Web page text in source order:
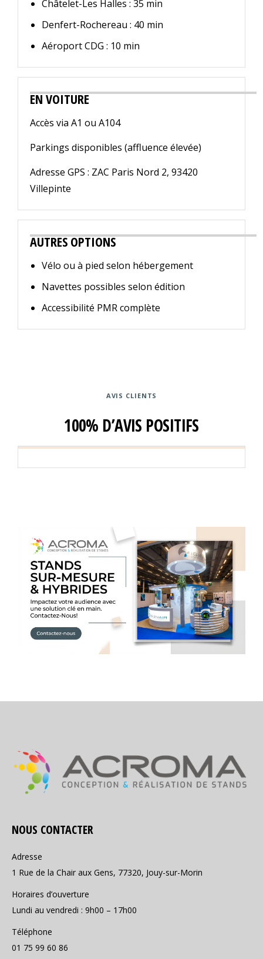
Châtelet-Les Halles : 35 min
Denfert-Rochereau : 40 min
Aéroport CDG : 10 min
EN VOITURE
Accès via A1 ou A104
Parkings disponibles (affluence élevée)
Adresse GPS : ZAC Paris Nord 2, 93420
Villepinte
AUTRES OPTIONS
Vélo ou à pied selon hébergement
Navettes possibles selon édition
Accessibilité PMR complète
AVIS CLIENTS
100% D’AVIS POSITIFS
NOUS CONTACTER
Adresse
1 Rue de la Chair aux Gens, 77320, Jouy-sur-Morin
Horaires d’ouverture
Lundi au vendredi : 9h00 – 17h00
Téléphone
01 75 99 60 86